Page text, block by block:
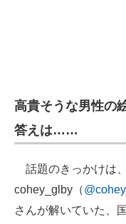
高貴そうな男性の
答えは……
話題のきっかけは
cohey_glby（
さんが解いていた、